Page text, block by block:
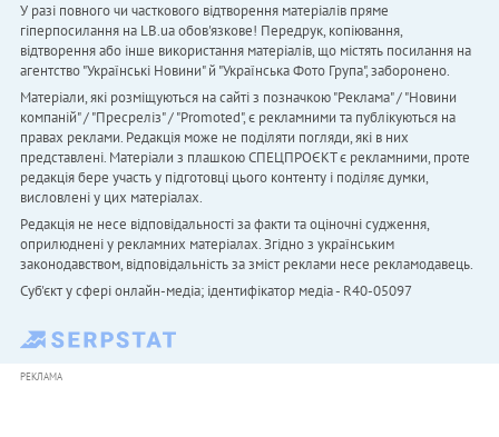
У разі повного чи часткового відтворення матеріалів пряме
гіперпосилання на LB.ua обов'язкове! Передрук, копіювання,
відтворення або інше використання матеріалів, що містять посилання на
агентство "Українськi Новини" й "Українська Фото Група", заборонено.
Матеріали, які розміщуються на сайті з позначкою "Реклама" / "Новини
компаній" / "Пресреліз" / "Promoted", є рекламними та публікуються на
правах реклами. Редакція може не поділяти погляди, які в них
представлені. Матеріали з плашкою СПЕЦПРОЄКТ є рекламними, проте
редакція бере участь у підготовці цього контенту і поділяє думки,
висловлені у цих матеріалах.
Редакція не несе відповідальності за факти та оціночні судження,
оприлюднені у рекламних матеріалах. Згідно з українським
законодавством, відповідальність за зміст реклами несе рекламодавець.
Cуб'єкт у сфері онлайн-медіа; ідентифікатор медіа - R40-05097
РЕКЛАМА